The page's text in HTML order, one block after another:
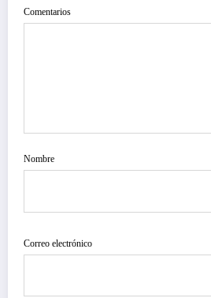
Comentarios
Nombre
Correo electrónico